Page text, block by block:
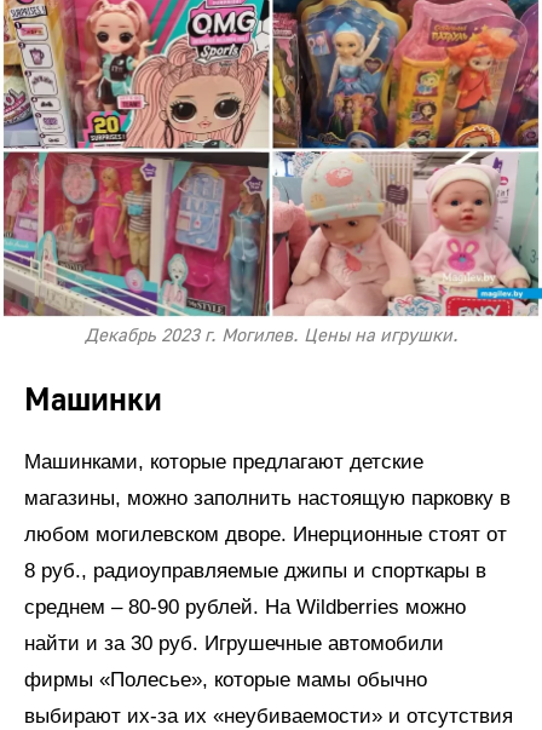
Декабрь 2023 г. Могилев. Цены на игрушки.
Машинки
Машинками, которые предлагают детские
магазины, можно заполнить настоящую парковку в
любом могилевском дворе. Инерционные стоят от
8 руб., радиоуправляемые джипы и спорткары в
среднем – 80-90 рублей. На Wildberries можно
найти и за 30 руб. Игрушечные автомобили
фирмы «Полесье», которые мамы обычно
выбирают их-за их «неубиваемости» и отсутствия